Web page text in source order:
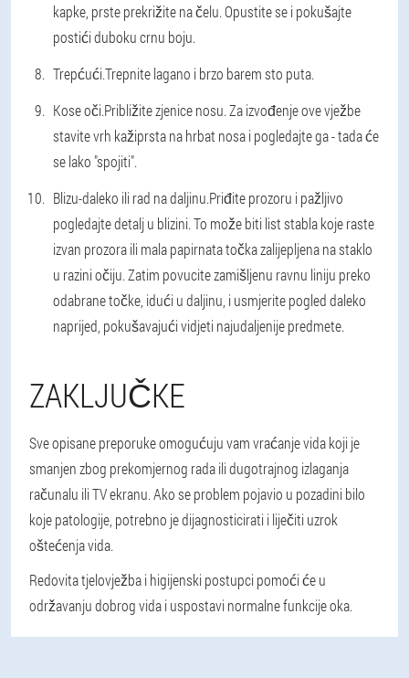
kapke, prste prekrižite na čelu. Opustite se i pokušajte
postići duboku crnu boju.
Trepćući.Trepnite lagano i brzo barem sto puta.
Kose oči.Približite zjenice nosu. Za izvođenje ove vježbe
stavite vrh kažiprsta na hrbat nosa i pogledajte ga - tada će
se lako "spojiti".
Blizu-daleko ili rad na daljinu.Priđite prozoru i pažljivo
pogledajte detalj u blizini. To može biti list stabla koje raste
izvan prozora ili mala papirnata točka zalijepljena na staklo
u razini očiju. Zatim povucite zamišljenu ravnu liniju preko
odabrane točke, idući u daljinu, i usmjerite pogled daleko
naprijed, pokušavajući vidjeti najudaljenije predmete.
ZAKLJUČKE
Sve opisane preporuke omogućuju vam vraćanje vida koji je
smanjen zbog prekomjernog rada ili dugotrajnog izlaganja
računalu ili TV ekranu. Ako se problem pojavio u pozadini bilo
koje patologije, potrebno je dijagnosticirati i liječiti uzrok
oštećenja vida.
Redovita tjelovježba i higijenski postupci pomoći će u
održavanju dobrog vida i uspostavi normalne funkcije oka.